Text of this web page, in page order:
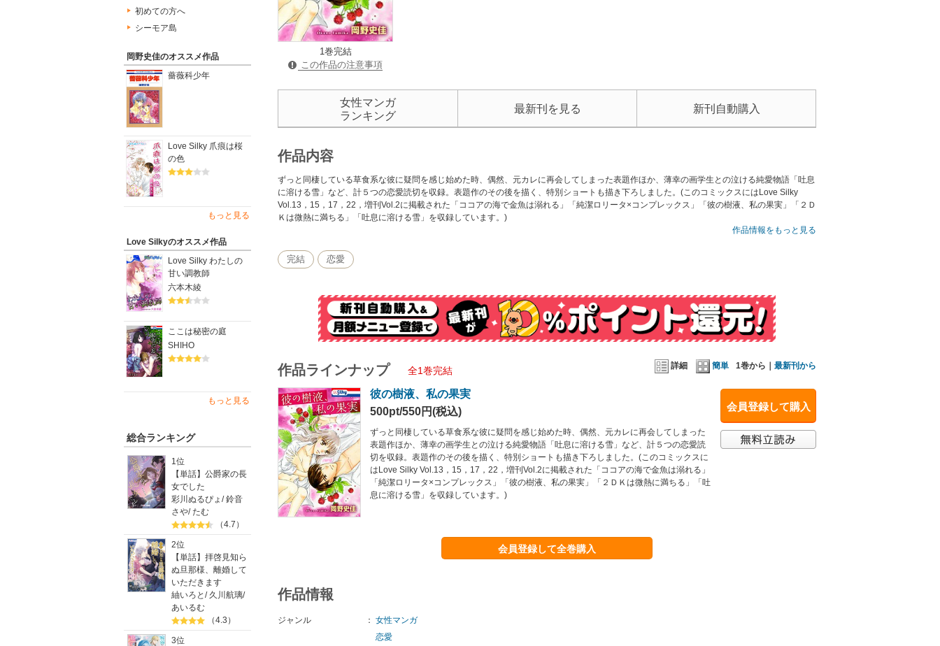
初めての方へ
シーモア島
岡野史佳のオススメ作品
薔薇科少年
Love Silky 爪痕は桜
の色
もっと見る
Love Silkyのオススメ作品
Love Silky わたしの
甘い調教師
六本木綾
ここは秘密の庭
SHIHO
もっと見る
総合ランキング
1位
【単話】公爵家の長
女でした
彩川ぬるぴょ /鈴音
さや/たむ
（4.7）
2位
【単話】拝啓見知ら
ぬ旦那様、離婚して
いただきます
紬いろと / 久川航璃/
あいるむ
（4.3）
3位
1巻完結
この作品の注意事項
女性マンガ
ランキング
最新刊を見る 新刊自動購入
作品内容
ずっと同棲している草食系な彼に疑問を感じ始めた時、偶然、元カレに再会してしまった表題作ほか、薄幸の画学生との泣ける純愛物語「吐息
に溶ける雪」など、計５つの恋愛読切を収録。表題作のその後を描く、特別ショートも描き下ろしました。(このコミックスにはLove Silky
Vol.13，15，17，22，増刊Vol.2に掲載された「ココアの海で金魚は溺れる」「純潔ロリータ×コンプレックス」「彼の樹液、私の果実」「２Ｄ
Ｋは微熱に満ちる」「吐息に溶ける雪」を収録しています。)
作品情報をもっと見る
完結 恋愛
詳細 簡単 1巻から｜ 最新刊から
作品ラインナップ 全1巻完結
会員登録して購入
彼の樹液、私の果実
500pt/550円(税込)
ずっと同棲している草食系な彼に疑問を感じ始めた時、偶然、元カレに再会してしまった
表題作ほか、薄幸の画学生との泣ける純愛物語「吐息に溶ける雪」など、計５つの恋愛読
切を収録。表題作のその後を描く、特別ショートも描き下ろしました。(このコミックスに
はLove Silky Vol.13，15，17，22，増刊Vol.2に掲載された「ココアの海で金魚は溺れる」
「純潔ロリータ×コンプレックス」「彼の樹液、私の果実」「２ＤＫは微熱に満ちる」「吐
息に溶ける雪」を収録しています。)
会員登録して全巻購入
作品情報
ジャンル ： 女性マンガ
恋愛